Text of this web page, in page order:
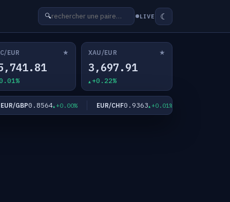
🔍 LIVE ☾
EUR ★ XAU/EUR ★
3,697.91
+0.22%
GBP0.8564 +0.00% EUR/CHF0.9363 +0.01%